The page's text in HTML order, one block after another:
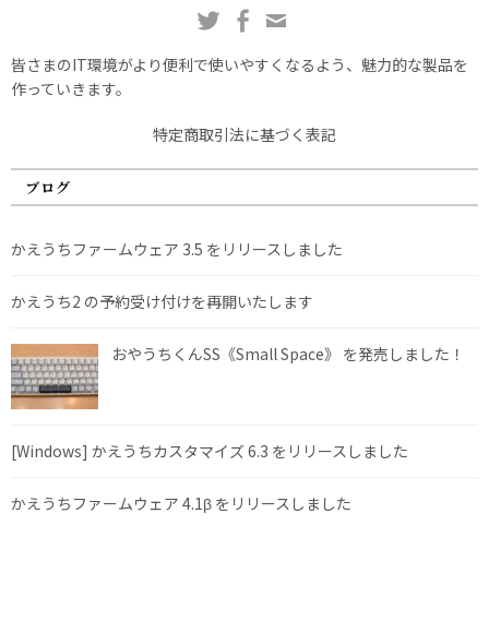
皆さまのIT環境がより便利で使いやすくなるよう、魅力的な製品を
作っていきます。
特定商取引法に基づく表記
ブログ
かえうちファームウェア 3.5 をリリースしました
かえうち2 の予約受け付けを再開いたします
おやうちくんSS《Small Space》 を発売しました！
[Windows] かえうちカスタマイズ 6.3 をリリースしました
かえうちファームウェア 4.1β をリリースしました